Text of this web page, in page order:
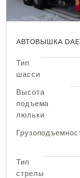
АВТОВЫШКА
Тип
шасси
Высота
подъема
люльки
Тип
стрелы